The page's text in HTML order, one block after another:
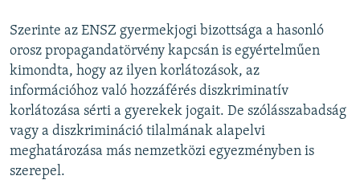
Szerinte az ENSZ gyermekjogi bizottsága a hasonló
orosz propagandatörvény kapcsán is egyértelműen
kimondta, hogy az ilyen korlátozások, az
információhoz való hozzáférés diszkriminatív
korlátozása sérti a gyerekek jogait. De szólásszabadság
vagy a diszkrimináció tilalmának alapelvi
meghatározása más nemzetközi egyezményben is
szerepel.